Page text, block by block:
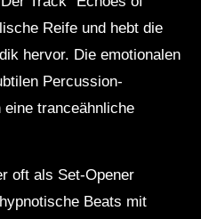
Reife und hebt die
hervor. Die emotionalen
Percussion-
tranceähnliche
oft als Set-Opener
Beats mit